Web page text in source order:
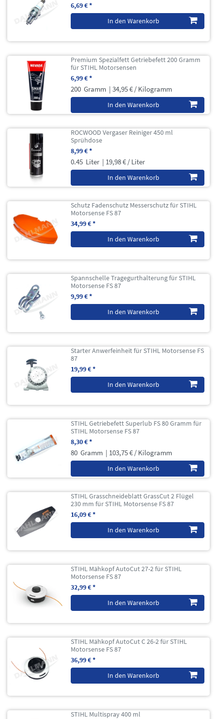
6,69 € *
In den Warenkorb
Premium Spezialfett Getriebefett 200 Gramm
für STIHL Motorsensen
6,99 € *
200 Gramm | 34,95 € / Kilogramm
In den Warenkorb
ROCWOOD Vergaser Reiniger 450 ml
Sprühdose
8,99 € *
0.45 Liter | 19,98 € / Liter
In den Warenkorb
Schutz Fadenschutz Messerschutz für STIHL
Motorsense FS 87
34,99 € *
In den Warenkorb
Spannschelle Tragegurthalterung für STIHL
Motorsense FS 87
9,99 € *
In den Warenkorb
Starter Anwerfeinheit für STIHL Motorsense FS
87
19,99 € *
In den Warenkorb
STIHL Getriebefett Superlub FS 80 Gramm für
STIHL Motorsense FS 87
8,30 € *
80 Gramm | 103,75 € / Kilogramm
In den Warenkorb
STIHL Grasschneideblatt GrassCut 2 Flügel
230 mm für STIHL Motorsense FS 87
16,09 € *
In den Warenkorb
STIHL Mähkopf AutoCut 27-2 für STIHL
Motorsense FS 87
32,99 € *
In den Warenkorb
STIHL Mähkopf AutoCut C 26-2 für STIHL
Motorsense FS 87
36,99 € *
In den Warenkorb
STIHL Multispray 400 ml